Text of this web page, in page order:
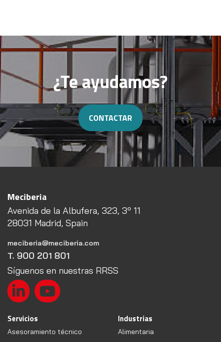
¿Te ayudamos?
CONTACTAR
Meciberia
Avenida de la Albufera, 323, 3º 11
28031 Madrid, Spain
meciberia@meciberia.com
T. 900 201 801
Síguenos en nuestras RRSS
Servicios
Asesoramiento técnico
Industrias
Alimentaria